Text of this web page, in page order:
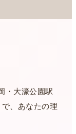
・大濠公園駅
、あなたの理